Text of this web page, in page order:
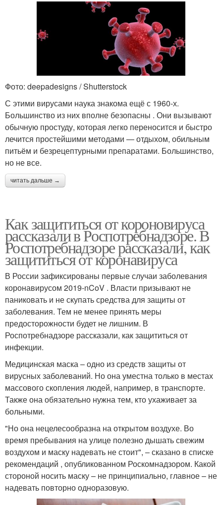
Фото: deepadesigns / Shutterstock
С этими вирусами наука знакома ещё с 1960‑х.
Большинство из них вполне безопасны . Они вызывают
обычную простуду, которая легко переносится и быстро
лечится простейшими методами — отдыхом, обильным
питьём и безрецептурными препаратами. Большинство,
но не все.
читать дальше →
Как защититься от короновируса
рассказали в Роспотребнадзоре. В
Роспотребнадзоре рассказали, как
защититься от коронавируса
В России зафиксированы первые случаи заболевания
коронавирусом 2019-nCoV . Власти призывают не
паниковать и не скупать средства для защиты от
заболевания. Тем не менее принять меры
предосторожности будет не лишним. В
Роспотребнадзоре рассказали, как защититься от
инфекции.
Медицинская маска – одно из средств защиты от
вирусных заболеваний. Но она уместна только в местах
массового скопления людей, например, в транспорте.
Также она обязательно нужна тем, кто ухаживает за
больными.
"Но она нецелесообразна на открытом воздухе. Во
время пребывания на улице полезно дышать свежим
воздухом и маску надевать не стоит", – сказано в списке
рекомендаций , опубликованном Роскомнадзором. Какой
стороной носить маску – не принципиально, главное – не
надевать повторно одноразовую.